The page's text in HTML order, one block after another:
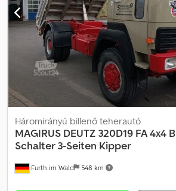
Gyártási év: 1957 Az eladás vállalkozások
történik, az árakhoz 19% áfa kerül
VONATKOZÓ INFORMÁCIÓK GARANCIA
közbenső értékesítés és tévedések jogát
Agovhlhde Rek
Furth im Wald 548 km
Háromirányú billenő teherautó
MAGIRUS DEUTZ 320D19 FA 4x4
Schalter 3-Seiten Kipper